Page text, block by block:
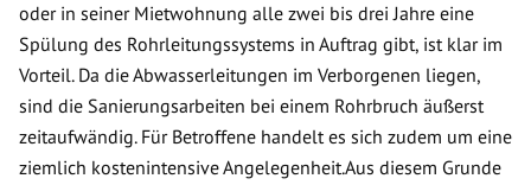
oder in seiner Mietwohnung alle zwei bis drei Jahre eine
Spülung des Rohrleitungssystems in Auftrag gibt, ist klar im
Vorteil. Da die Abwasserleitungen im Verborgenen liegen,
sind die Sanierungsarbeiten bei einem Rohrbruch äußerst
zeitaufwändig. Für Betroffene handelt es sich zudem um eine
ziemlich kostenintensive Angelegenheit.Aus diesem Grunde